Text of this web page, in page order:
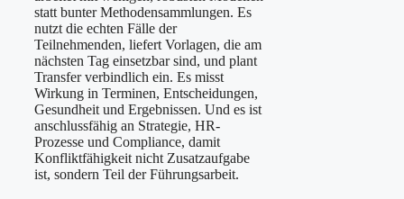
statt bunter Methodensammlungen. Es
nutzt die echten Fälle der
Teilnehmenden, liefert Vorlagen, die am
nächsten Tag einsetzbar sind, und plant
Transfer verbindlich ein. Es misst
Wirkung in Terminen, Entscheidungen,
Gesundheit und Ergebnissen. Und es ist
anschlussfähig an Strategie, HR-
Prozesse und Compliance, damit
Konfliktfähigkeit nicht Zusatzaufgabe
ist, sondern Teil der Führungsarbeit.